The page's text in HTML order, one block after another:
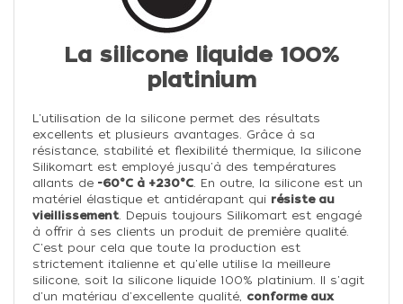
La silicone liquide 100%
platinium
L'utilisation de la silicone permet des résultats
excellents et plusieurs avantages. Grâce à sa
résistance, stabilité et flexibilité thermique, la silicone
Silikomart est employé jusqu'à des températures
allants de -60°C à +230°C . En outre, la silicone est un
matériel élastique et antidérapant qui résiste au
vieillissement . Depuis toujours Silikomart est engagé
à offrir à ses clients un produit de première qualité.
C'est pour cela que toute la production est
strictement italienne et qu'elle utilise la meilleure
silicone, soit la silicone liquide 100% platinium. Il s'agit
d'un matériau d'excellente qualité, conforme aux